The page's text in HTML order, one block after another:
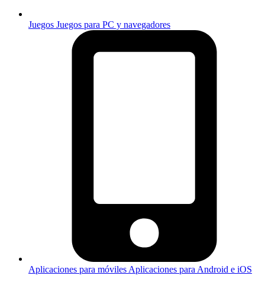
Juegos Juegos para PC y navegadores
Aplicaciones para móviles Aplicaciones para Android e iOS